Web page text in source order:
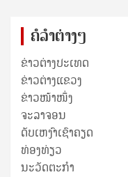
ຄໍລຳຕ່າງໆ
ຂ່າວຕ່າງປະເທດ
ຂ່າວ​ຕ່າງ​ແຂວງ
ຂ່າວໜ້າໜຶ່ງ
ຈະລາຈອນ
ດັບເຫງົາເຊົາຄຽດ
ທ່ອງທ່ຽວ
ນະວັດຕະກໍາ